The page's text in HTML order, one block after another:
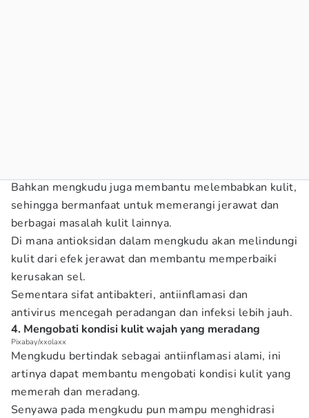
Bahkan mengkudu juga membantu melembabkan kulit,
sehingga bermanfaat untuk memerangi jerawat dan
berbagai masalah kulit lainnya.
Di mana antioksidan dalam mengkudu akan melindungi
kulit dari efek jerawat dan membantu memperbaiki
kerusakan sel.
Sementara sifat antibakteri, antiinflamasi dan
antivirus mencegah peradangan dan infeksi lebih jauh.
4. Mengobati kondisi kulit wajah yang meradang
Pixabay/xxolaxx
Mengkudu bertindak sebagai antiinflamasi alami, ini
artinya dapat membantu mengobati kondisi kulit yang
memerah dan meradang.
Senyawa pada mengkudu pun mampu menghidrasi